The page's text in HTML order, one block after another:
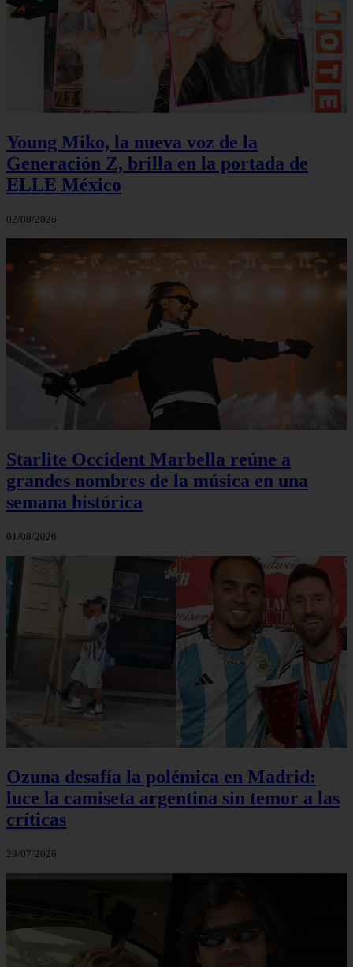
Young Miko, la nueva voz de la
Generación Z, brilla en la portada de
ELLE México
02/08/2026
Starlite Occident Marbella reúne a
grandes nombres de la música en una
semana histórica
01/08/2026
Ozuna desafía la polémica en Madrid:
luce la camiseta argentina sin temor a las
críticas
29/07/2026